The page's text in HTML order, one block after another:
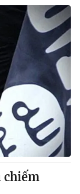
chiếm